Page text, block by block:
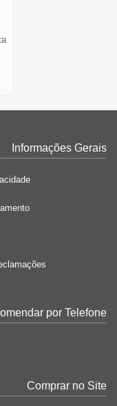
Informações Gerais
por Telefone
Comprar no Site